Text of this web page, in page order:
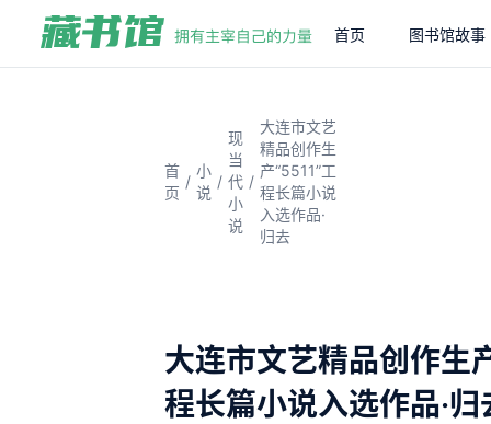
首页 图书馆故事
首
页
/
小
说
/
现
当
代
小
说
/
大连市文艺
精品创作生
产“5511”工
程长篇小说
入选作品·
归去
大连市文艺精品创作生
程长篇小说入选作品·归